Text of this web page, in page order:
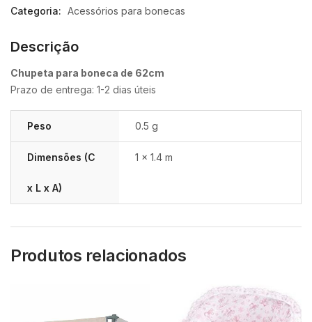
Categoria: Acessórios para bonecas
Descrição
Chupeta para boneca de 62cm
Prazo de entrega: 1-2 dias úteis
Peso 0.5 g
Dimensões (C
x L x A)
1 × 1.4 m
Produtos relacionados